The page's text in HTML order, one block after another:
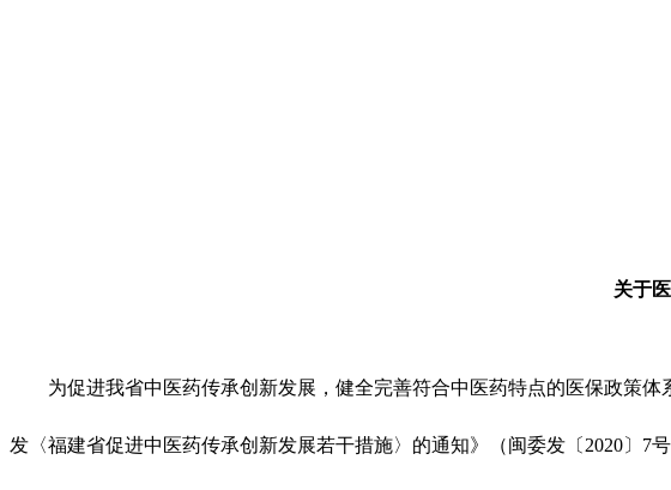
关于
为促进我省中医药传承创新发展，健全完善符合中医药特点的医保政策体
发〈福建省促进中医药传承创新发展若干措施〉的通知》（闽委发〔2020〕